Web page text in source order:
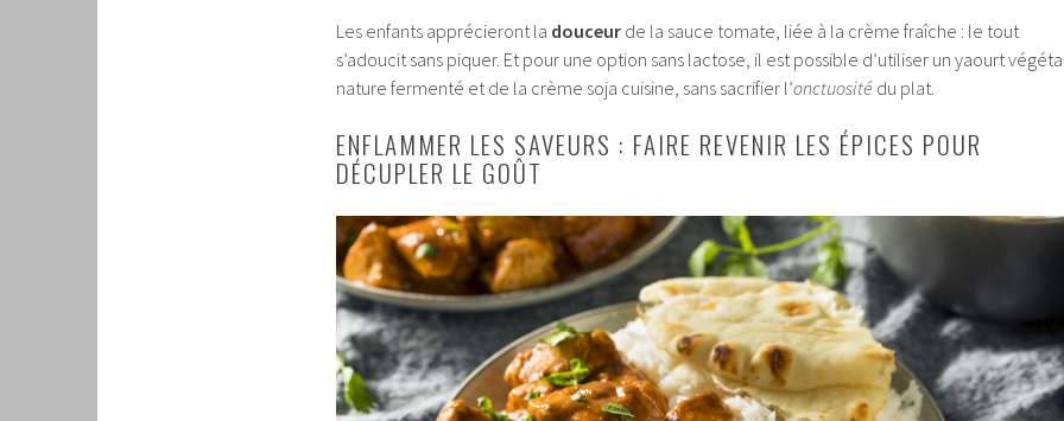
Les enfants apprécieront la douceur de la sauce tomate, liée à la crème fraîche : le tout
s’adoucit sans piquer. Et pour une option sans lactose, il est possible d’utiliser un yaourt
nature fermenté et de la crème soja cuisine, sans sacrifier l’onctuosité du plat.
ENFLAMMER LES SAVEURS : FAIRE REVENIR LES ÉPICES POUR
DÉCUPLER LE GOÛT